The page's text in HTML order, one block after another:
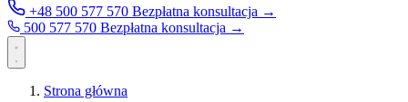
+48 500 577 570 Bezpłatna konsultacja →
500 577 570 Bezpłatna konsultacja →
Strona główna